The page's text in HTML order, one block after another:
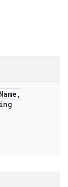
Name ,